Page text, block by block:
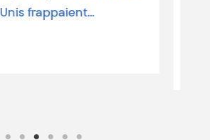
6 août 1945, une bombe